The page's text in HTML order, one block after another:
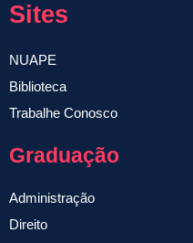
Sites
NUAPE
Biblioteca
Trabalhe Conosco
Graduação
Administração
Direito